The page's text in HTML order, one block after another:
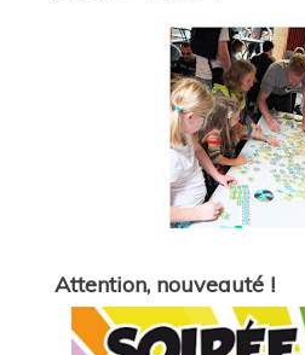
Attention, nouveauté !